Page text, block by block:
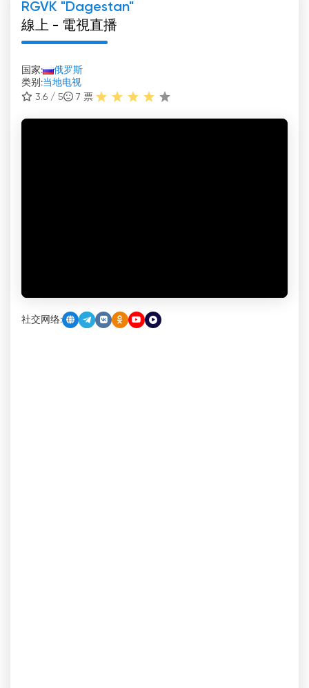
RGVK "Dagestan"
線上 - 電視直播
国家:
俄罗斯
类别:当地电视
3.6 / 5
7 票
社交网络: